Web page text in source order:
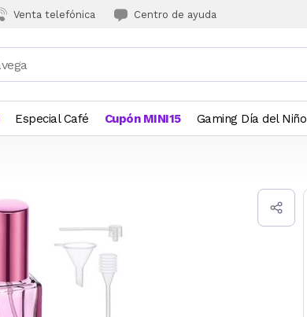
Venta telefónica Centro de ayuda
Especial Café Cupón MINI15 Gaming Día del Niño